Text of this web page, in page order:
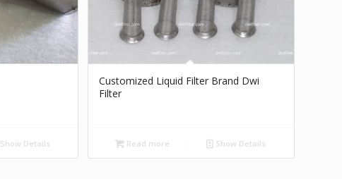
Show Details
Customized Liquid Filter Brand Dwi
Filter
Read more Show Details